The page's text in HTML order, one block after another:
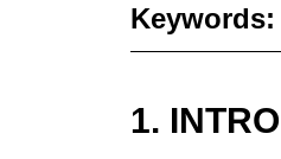
Keywords:
1.